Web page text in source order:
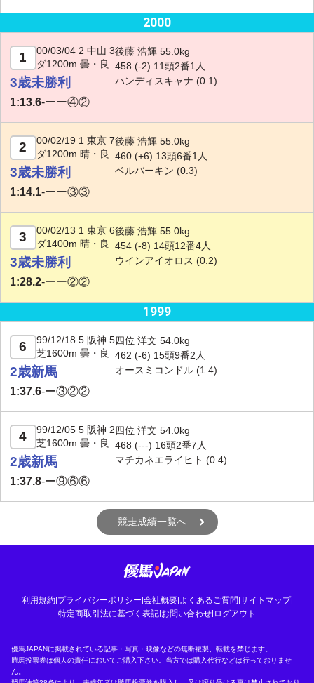
2000
1
00/03/04 2 中山 3
ダ1200m 曇・良
3歳未勝利
1:13.6-ーー④②
後藤 浩輝 55.0kg
458 (-2) 11頭2番1人
ハンディスキャナ (0.1)
2
00/02/19 1 東京 7
ダ1200m 晴・良
3歳未勝利
1:14.1-ーー③③
後藤 浩輝 55.0kg
460 (+6) 13頭6番1人
ベルバーキン (0.3)
3
00/02/13 1 東京 6
ダ1400m 晴・良
3歳未勝利
1:28.2-ーー②②
後藤 浩輝 55.0kg
454 (-8) 14頭12番4人
ウインアイオロス (0.2)
1999
6
99/12/18 5 阪神 5
芝1600m 曇・良
2歳新馬
1:37.6-ー③②②
四位 洋文 54.0kg
462 (-6) 15頭9番2人
オースミコンドル (1.4)
4
99/12/05 5 阪神 2
芝1600m 曇・良
2歳新馬
1:37.8-ー⑨⑥⑥
四位 洋文 54.0kg
468 (---) 16頭2番7人
マチカネエライヒト (0.4)
競走成績一覧へ
利用規約| プライバシーポリシー 会社概要| よくあるご質問 サイトマップ|
特定商取引法に基づく表記 お問い合わせ ログアウト
優馬JAPANに掲載されている記事・写真・映像などの無断複製、転載を禁じます。
勝馬投票券は個人の責任においてご購入下さい。当方では購入代行などは行っておりませ
ん。